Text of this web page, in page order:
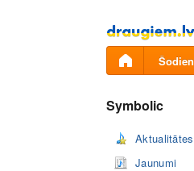
Pāriet
uz
saturu
Šodien
Symbolic
Aktualitātes
Jaunumi